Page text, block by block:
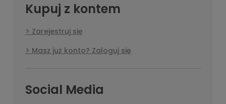
Kupuj z kontem
Zarejestruj się
Masz już konto? Zaloguj się
Social Media